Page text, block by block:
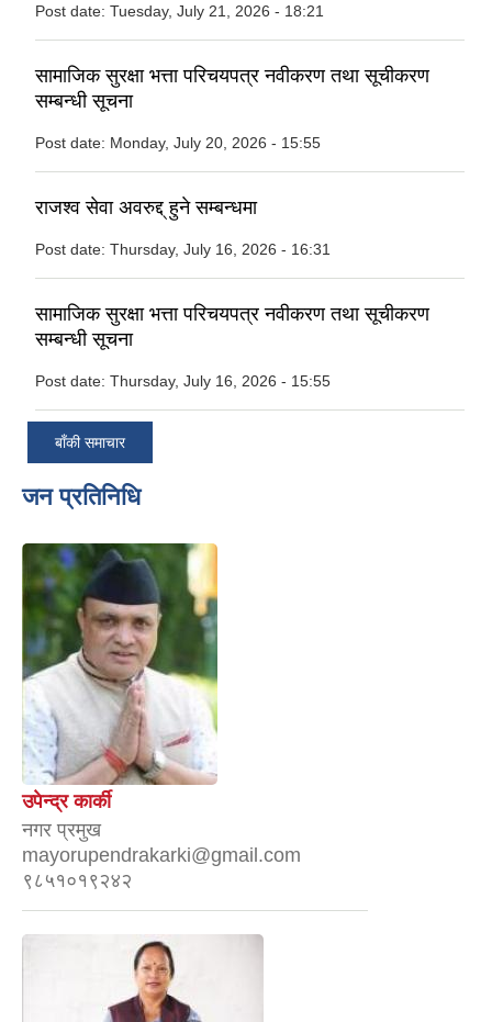
Post date: Tuesday, July 21, 2026 - 18:21
सामाजिक सुरक्षा भत्ता परिचयपत्र नवीकरण तथा सूचीकरण
सम्बन्धी सूचना
Post date: Monday, July 20, 2026 - 15:55
राजश्व सेवा अवरुद्द् हुने सम्बन्धमा
Post date: Thursday, July 16, 2026 - 16:31
सामाजिक सुरक्षा भत्ता परिचयपत्र नवीकरण तथा सूचीकरण
सम्बन्धी सूचना
Post date: Thursday, July 16, 2026 - 15:55
बाँकी समाचार
जन प्रतिनिधि
उपेन्द्र कार्की
नगर प्रमुख
mayorupendrakarki@gmail.com
९८५१०१९२४२